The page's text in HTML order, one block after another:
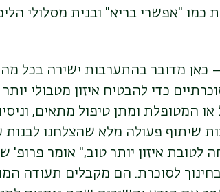
כמו "אפשרי בריא" ובנית מסלולי
– כאן מדובר בהתערבות ישירה בכל
כדי להבטיח איזון מטבולי
או המטופלת ומתן טיפול מתאים,
שיתוף פעולה מלא שהצלחנו
לטובת איזון יותר טוב," אומר פרופ'
לסוכרת. הם מקבלים תעודה